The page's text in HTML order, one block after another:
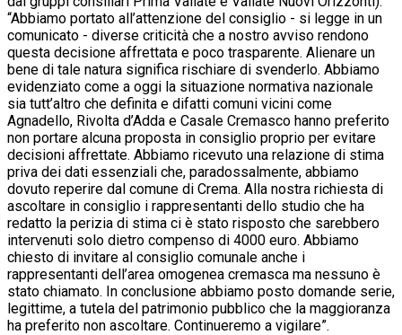
“Abbiamo portato all’attenzione del consiglio - si legge in un
comunicato - diverse criticità che a nostro avviso rendono
questa decisione affrettata e poco trasparente. Alienare un
bene di tale natura significa rischiare di svenderlo. Abbiamo
evidenziato come a oggi la situazione normativa nazionale
sia tutt’altro che definita e difatti comuni vicini come
Agnadello, Rivolta d’Adda e Casale Cremasco hanno preferito
non portare alcuna proposta in consiglio proprio per evitare
decisioni affrettate. Abbiamo ricevuto una relazione di stima
priva dei dati essenziali che, paradossalmente, abbiamo
dovuto reperire dal comune di Crema. Alla nostra richiesta di
ascoltare in consiglio i rappresentanti dello studio che ha
redatto la perizia di stima ci è stato risposto che sarebbero
intervenuti solo dietro compenso di 4000 euro. Abbiamo
chiesto di invitare al consiglio comunale anche i
rappresentanti dell’area omogenea cremasca ma nessuno è
stato chiamato. In conclusione abbiamo posto domande serie,
legittime, a tutela del patrimonio pubblico che la maggioranza
ha preferito non ascoltare. Continueremo a vigilare”.